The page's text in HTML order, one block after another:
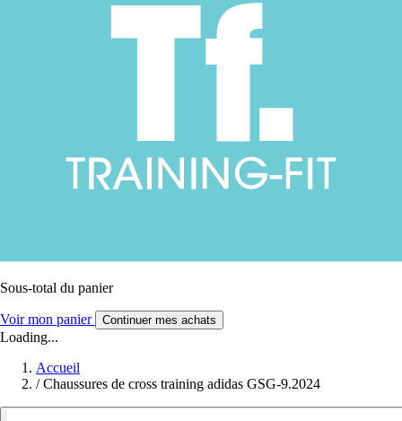
Sous-total du panier
Voir mon panier Continuer mes achats
Loading...
Accueil
/ Chaussures de cross training adidas GSG-9.2024